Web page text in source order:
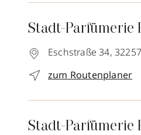
Stadt-Parfümerie
Eschstraße 34, 32257
zum Routenplaner
Stadt-Parfümerie